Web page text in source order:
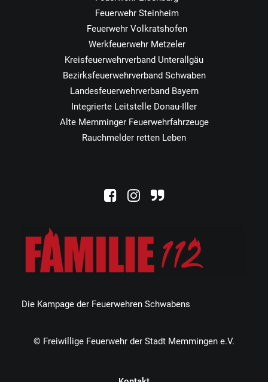
Die Kampage der Feuerwehren Schwabens
Feuerwehr Steinheim
Feuerwehr Volkratshofen
Werkfeuerwehr Metzeler
Kreisfeuerwehrverband Unterallgäu
Bezirksfeuerwehrverband Schwaben
Landesfeuerwehrverband Bayern
Integrierte Leitstelle Donau-Iller
Alte Memminger Feuerwehrfahrzeuge
Rauchmelder retten Leben
© Freiwillige Feuerwehr der Stadt Memmingen e.V.